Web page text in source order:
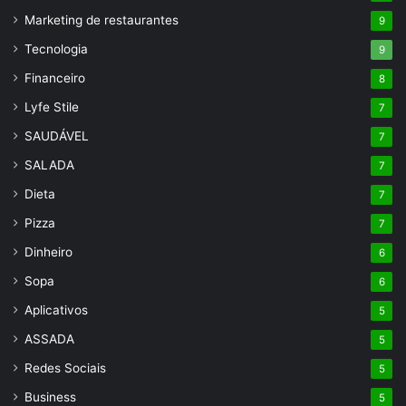
Marketing de restaurantes 9
Tecnologia 9
Financeiro 8
Lyfe Stile 7
SAUDÁVEL 7
SALADA 7
Dieta 7
Pizza 7
Dinheiro 6
Sopa 6
Aplicativos 5
ASSADA 5
Redes Sociais 5
Business 5